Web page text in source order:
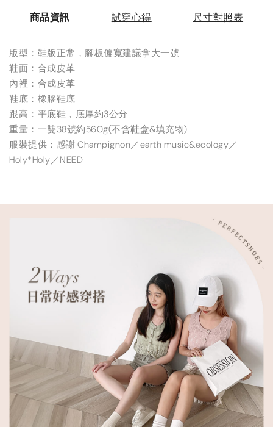
商品資訊 試穿心得 尺寸對照表
版型：鞋版正常，腳板偏寬建議拿大一號
鞋面：合成皮革
內裡：合成皮革
鞋底：橡膠鞋底
跟高：平底鞋，底厚約3公分
重量：一雙38號約560g(不含鞋盒&填充物)
服裝提供：感謝 Champignon／earth music&ecology／
Holy*Holy／NEED